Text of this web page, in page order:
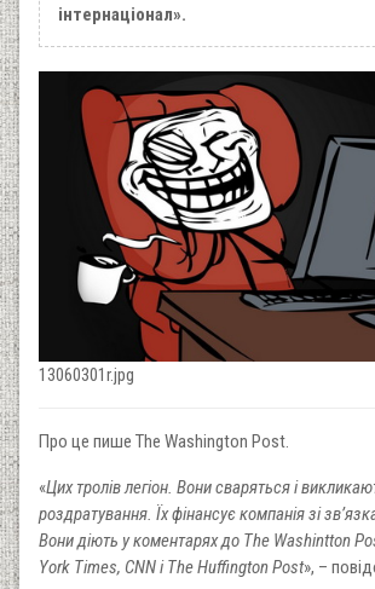
інтернаціонал».
13060301r.jpg
Про це пише The Washington Post.
«Цих тролів легіон. Вони сваряться і
роздратування. Їх фінансує компанія зі
Вони діють у коментарях до The Washintton
York Times, CNN і The Huffington Post», –